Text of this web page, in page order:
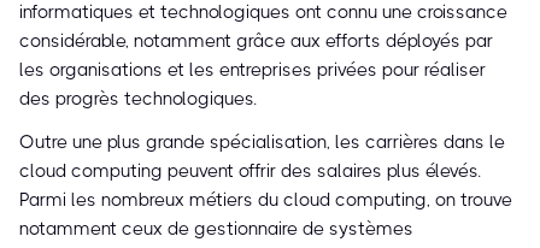
informatiques et technologiques ont connu une croissance
considérable, notamment grâce aux efforts déployés par
les organisations et les entreprises privées pour réaliser
des progrès technologiques.
Outre une plus grande spécialisation, les carrières dans le
cloud computing peuvent offrir des salaires plus élevés.
Parmi les nombreux métiers du cloud computing, on trouve
notamment ceux de gestionnaire de systèmes